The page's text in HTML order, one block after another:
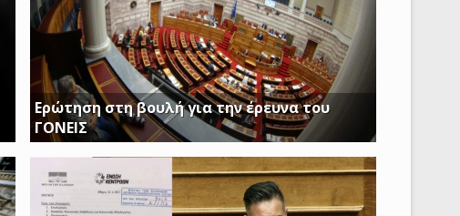
Ερώτηση στη βουλή για την έρευνα του
ΓΟΝΕΙΣ
Διασφαλίστε το δημόσιο συμφέρον με πλήρη
διαφάνεια